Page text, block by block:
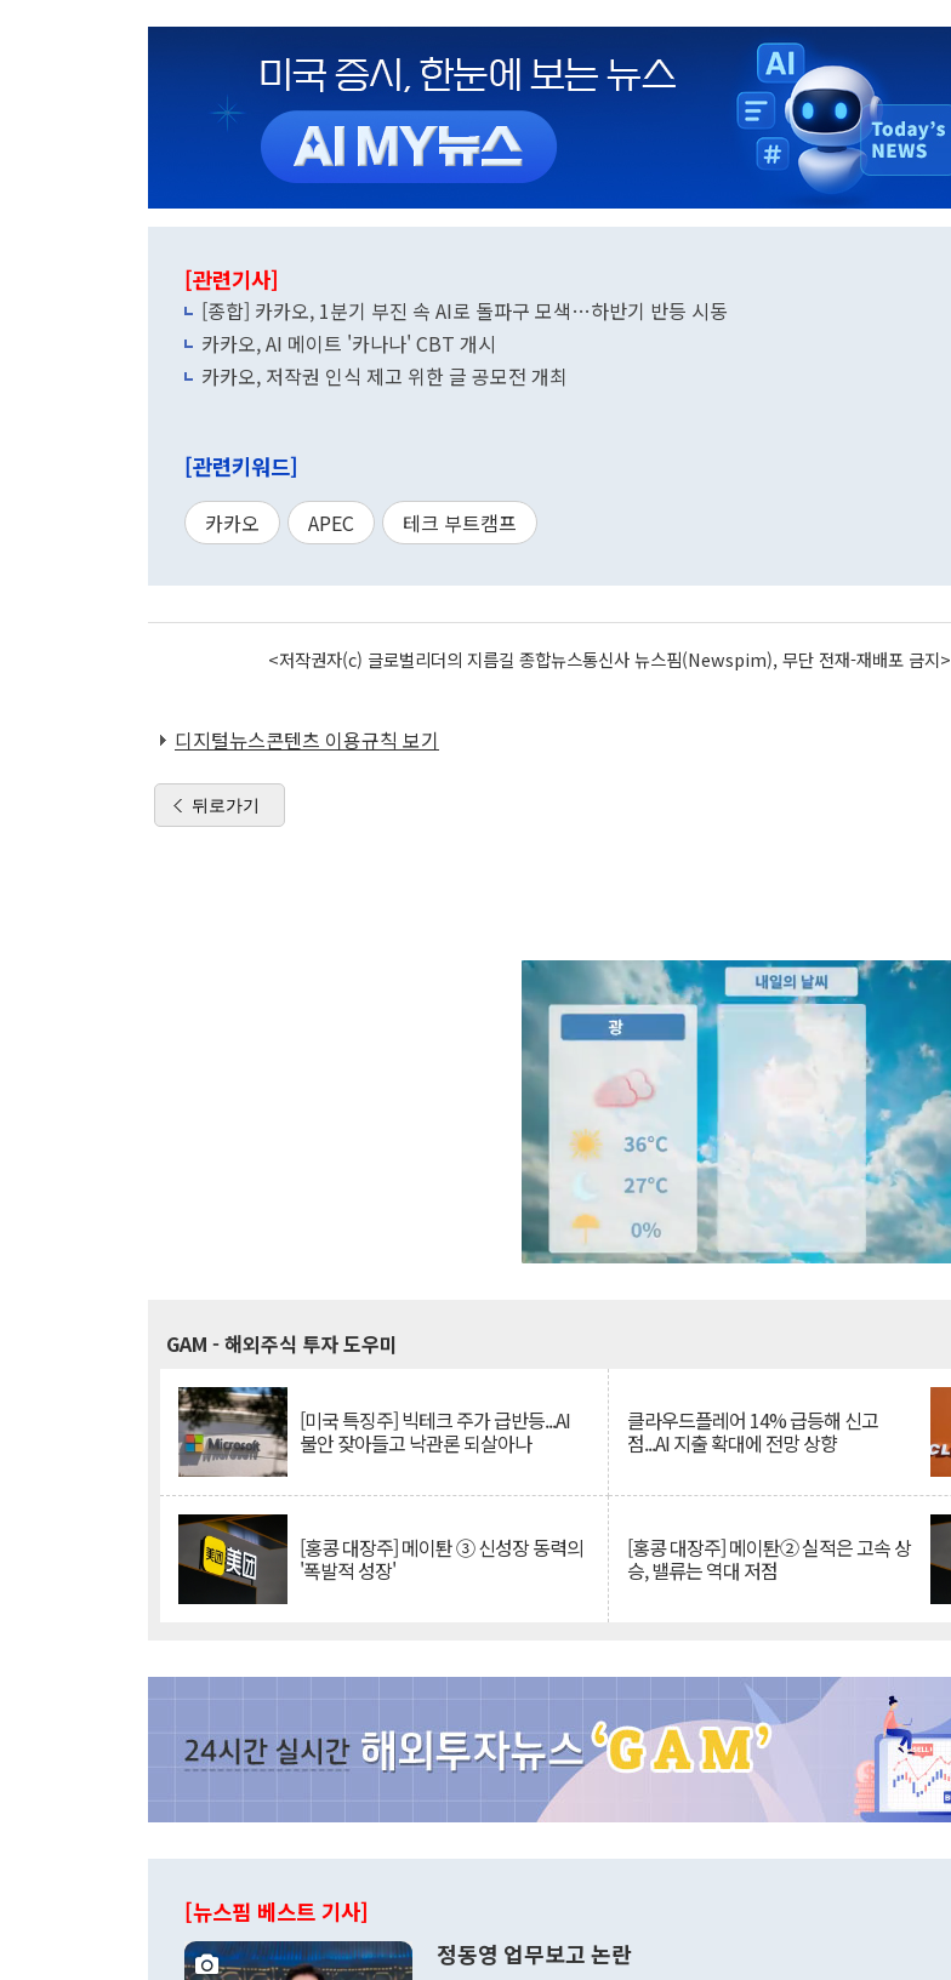
[관련기사]
[종합] 카카오, 1분기 부진 속 AI로 돌파구 모색…하반기 반등 시동
카카오, AI 메이트 '카나나' CBT 개시
카카오, 저작권 인식 제고 위한 글 공모전 개최
[관련키워드]
카카오 APEC 테크 부트캠프
<저작권자(c) 글로벌리더의 지름길 종합뉴스통신사 뉴스핌(Newspim), 무단 전재-재배포 금지>
디지털뉴스콘텐츠 이용규칙 보기
뒤로가기
GAM - 해외주식 투자 도우미
[미국 특징주] 빅테크 주가 급반등...AI
불안 잦아들고 낙관론 되살아나
클라우드플레어 14% 급등해 신고
점...AI 지출 확대에 전망 상향
[홍콩 대장주] 메이퇀 ③ 신성장 동력의
'폭발적 성장'
[홍콩 대장주] 메이퇀② 실적은 고속 상
승, 밸류는 역대 저점
[뉴스핌 베스트 기사]
정동영 업무보고 논란